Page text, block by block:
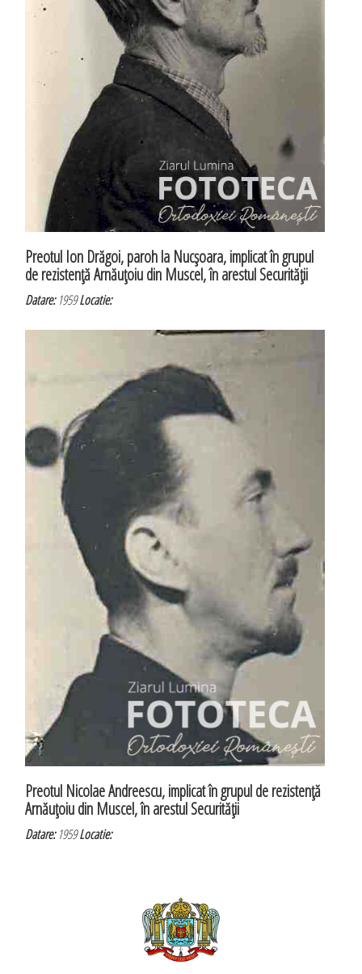
Preotul Ion Drăgoi, paroh la Nucşoara, implicat în grupul
de rezistenţă Arnăuţoiu din Muscel, în arestul Securităţii
Datare:1959Locatie:
Preotul Nicolae Andreescu, implicat în grupul de rezistenţă
Arnăuţoiu din Muscel, în arestul Securităţii
Datare:1959Locatie: